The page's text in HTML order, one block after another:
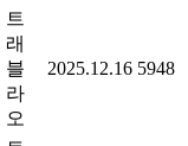
트
래
블
라
오
2025.12.16 5948